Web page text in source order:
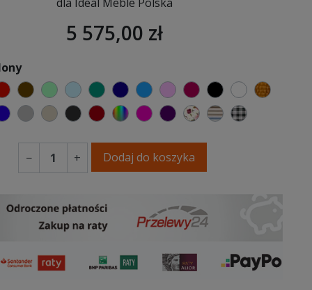
5 575,00 zł
czerwonyczekoladowy
miętowybłękitnyturkusowy
granatowy
niebieski
różowymalinowy
czarnybiałyzłoty
zieleń
ciemno niebieski
szarybeżowyantracytowy
bordowywybór koloru
fuksjafioletowyKwiatowy
PaskiKratka
− + Dodaj do koszyka